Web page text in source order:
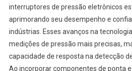
interruptores de pressão eletrônicos
aprimorando seu desempenho e
indústrias. Esses avanços na
medições de pressão mais precisas,
capacidade de resposta na detecção
Ao incorporar componentes de ponta